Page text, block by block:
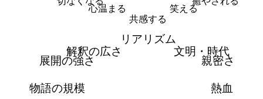
笑える
共感する
心温まる
リアリズム
文明・時代
親密さ
熱血
物語の規模
展開の強さ
解釈の広さ